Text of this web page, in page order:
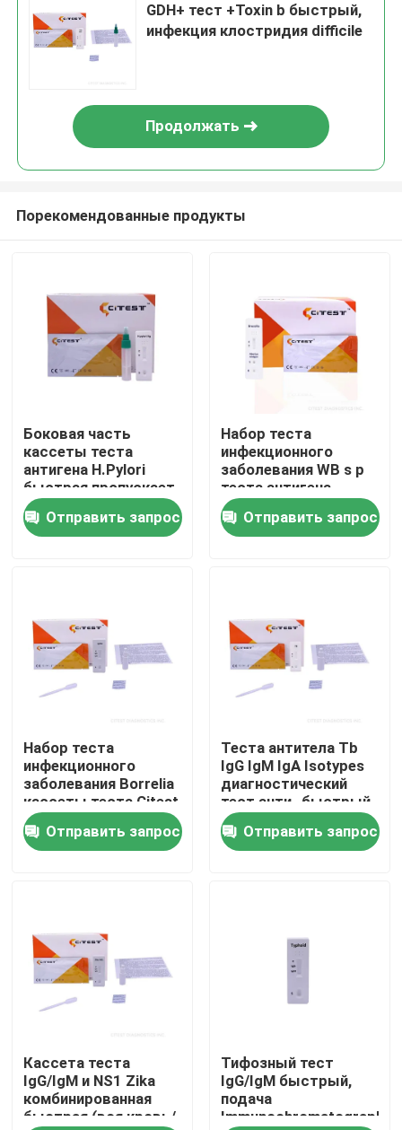
Продукты
Путешествие фабрики
Проверка качества
Новости
Набор теста антигена Covid 19 быстрый
Набор теста антитела Covid 19
Набор теста здоровья женщин
GDH+ тест +Toxin b быстрый,
инфекция клостридия difficile
Продолжать
Порекомендованные продукты
Боковая часть
кассеты теста
антигена H.Pylori
быстрая пропускает
Assays
Immunochromatographic
Отправить запрос
Набор теста
инфекционного
заболевания WB s p
теста антигена
абортуса бруцеллы
CE 25T быстрый
Отправить запрос
Набор теста
инфекционного
заболевания Borrelia
кассеты теста Citest
Lyme IgG IgM
быстрый
Отправить запрос
Теста антитела Tb
IgG IgM IgA Isotypes
диагностический
тест анти- быстрый
для туберкулеза
Отправить запрос
Кассета теста
IgG/IgM и NS1 Zika
комбинированная
быстрая (вся кровь/
Тифозный тест
IgG/IgM быстрый,
подача
Immunochromatographic